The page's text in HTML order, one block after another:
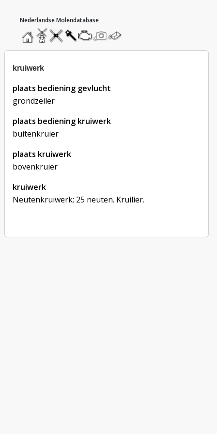
homemolendatabase
roedendatabase
assendatabase
motorendatabase
stuur
een
foto
stuur
een
bericht
kruiwerk
plaats bediening gevlucht
grondzeiler
plaats bediening kruiwerk
buitenkruier
plaats kruiwerk
bovenkruier
kruiwerk
Neutenkruiwerk; 25 neuten. Kruilier.